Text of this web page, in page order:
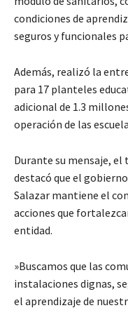
condiciones de
seguros y funcionales
Además, realizó la
para 17 planteles
adicional de 1.3
operación de las
Durante su mensaje,
destacó que el
Salazar mantiene el
acciones que
entidad.
​»Buscamos que las
instalaciones dignas,
el aprendizaje de